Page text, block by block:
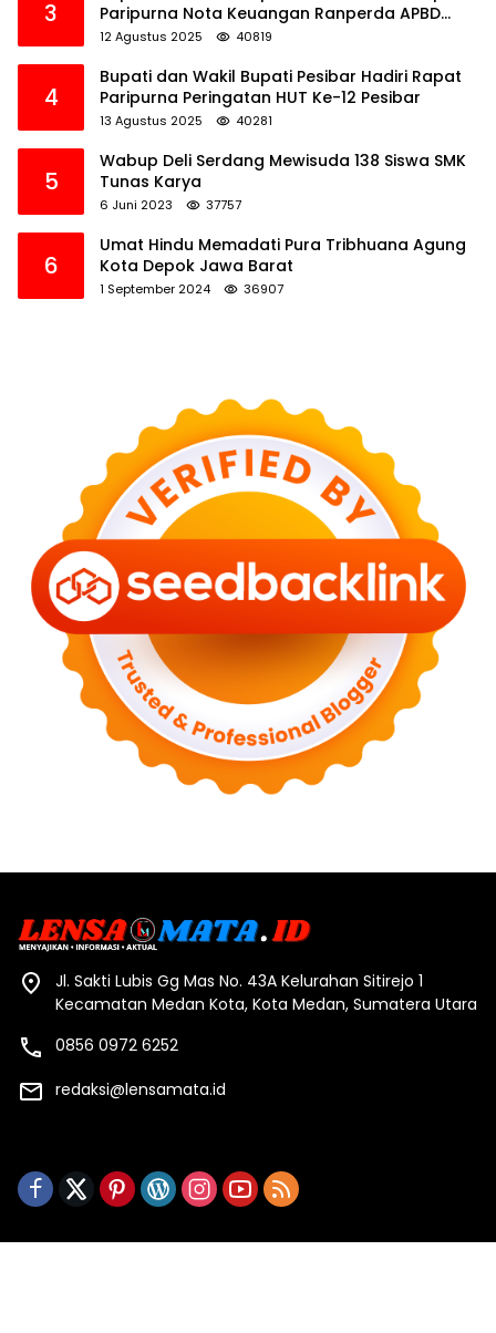
3
Paripurna Nota Keuangan Ranperda APBD
Perubahan TA 2025
12 Agustus 2025 40819
4
Bupati dan Wakil Bupati Pesibar Hadiri Rapat
Paripurna Peringatan HUT Ke-12 Pesibar
13 Agustus 2025 40281
5
Wabup Deli Serdang Mewisuda 138 Siswa SMK
Tunas Karya
6 Juni 2023 37757
6
Umat Hindu Memadati Pura Tribhuana Agung
Kota Depok Jawa Barat
1 September 2024 36907
Jl. Sakti Lubis Gg Mas No. 43A Kelurahan Sitirejo 1
Kecamatan Medan Kota, Kota Medan, Sumatera Utara
0856 0972 6252
redaksi@lensamata.id